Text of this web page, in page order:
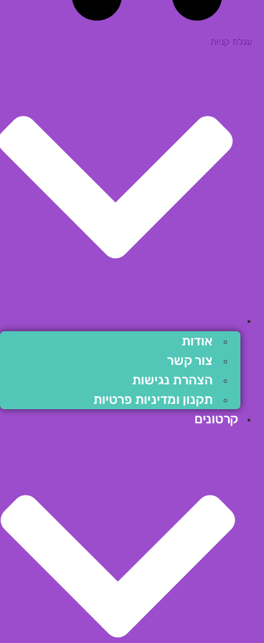
עגלת קניות
אודות
צור קשר
הצהרת נגישות
תקנון ומדיניות פרטיות
קרטונים